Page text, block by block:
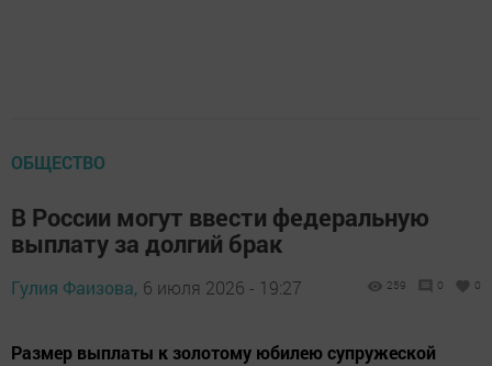
ОБЩЕСТВО
В России могут ввести федеральную
выплату за долгий брак
Гулия Фаизова, 6 июля 2026 - 19:27 259 0 0
Размер выплаты к золотому юбилею супружеской